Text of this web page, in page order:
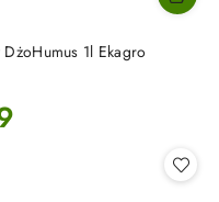
DżoHumus 1l Ekagro